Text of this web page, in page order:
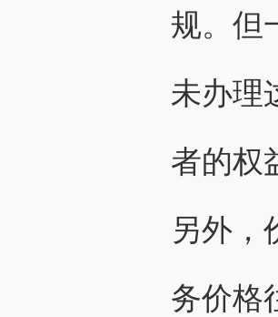
规。但
未办理
者的权
另外，
务价格